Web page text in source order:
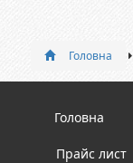
Головна
Головна
Прайс лист